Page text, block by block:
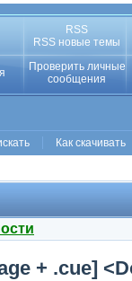
RSS
RSS новые темы
Проверить личные
сообщения
Как скачивать
+ .cue]